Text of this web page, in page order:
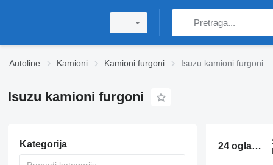
Autoline Kamioni Kamioni furgoni Isuzu kamioni furgoni
Isuzu kamioni furgoni
Kategorija 24 oglasa: